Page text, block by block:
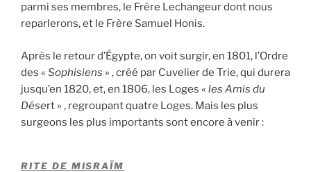
parmi ses membres, le Frère Lechangeur dont nous
reparlerons, et le Frère Samuel Honis.
Après le retour d’Égypte, on voit surgir, en 1801, l’Ordre
des « Sophisiens » , créé par Cuvelier de Trie, qui durera
jusqu’en 1820, et, en 1806, les Loges « les Amis du
Désert » , regroupant quatre Loges. Mais les plus
surgeons les plus importants sont encore à venir :
RITE DE MISRAÏM